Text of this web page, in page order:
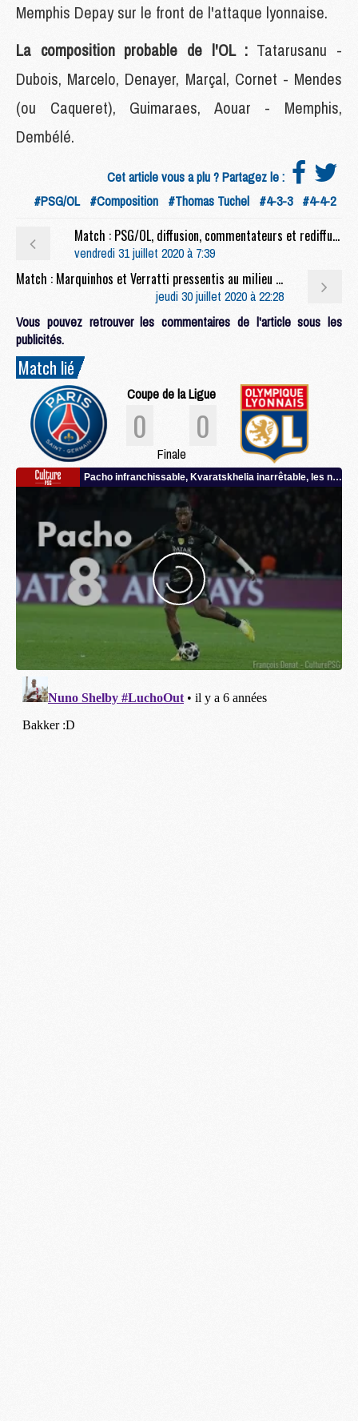
Memphis Depay sur le front de l'attaque lyonnaise.
La composition probable de l'OL : Tatarusanu -
Dubois, Marcelo, Denayer, Marçal, Cornet - Mendes
(ou Caqueret), Guimaraes, Aouar - Memphis,
Dembélé.
Cet article vous a plu ? Partagez le :
#PSG/OL #Composition #Thomas Tuchel #4-3-3 #4-4-2
Match : PSG/OL, diffusion, commentateurs et rediffusions
vendredi 31 juillet 2020 à 7:39
Match : Marquinhos et Verratti pressentis au milieu pour PSG/OL
jeudi 30 juillet 2020 à 22:28
Vous pouvez retrouver les commentaires de l'article sous les
publicités.
Match lié
Coupe de la Ligue
0 0
Finale